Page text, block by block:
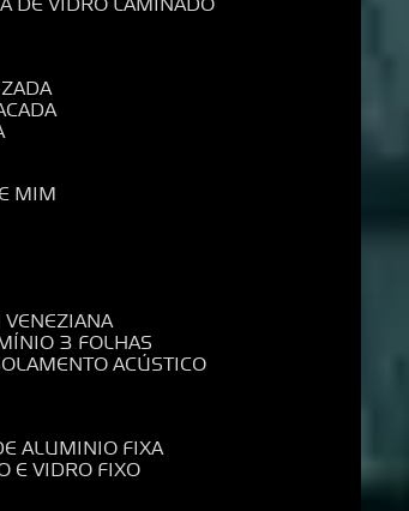
MIM
VENEZIANA
3 FOLHAS
ACÚSTICO
ALUMINIO FIXA
E VIDRO FIXO